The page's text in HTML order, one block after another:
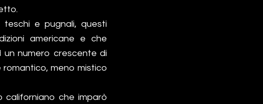
teschi e pugnali, questi
americane e che
numero crescente di
meno mistico
californiano che imparò